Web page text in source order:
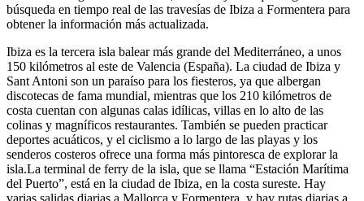
búsqueda en tiempo real de las travesías de Ibiza a Formentera para
obtener la información más actualizada.
Ibiza es la tercera isla balear más grande del Mediterráneo, a unos
150 kilómetros al este de Valencia (España). La ciudad de Ibiza y
Sant Antoni son un paraíso para los fiesteros, ya que albergan
discotecas de fama mundial, mientras que los 210 kilómetros de
costa cuentan con algunas calas idílicas, villas en lo alto de las
colinas y magníficos restaurantes. También se pueden practicar
deportes acuáticos, y el ciclismo a lo largo de las playas y los
senderos costeros ofrece una forma más pintoresca de explorar la
isla.La terminal de ferry de la isla, que se llama “Estación Marítima
del Puerto”, está en la ciudad de Ibiza, en la costa sureste. Hay
varias salidas diarias a Mallorca y Formentera, y hay rutas diarias a